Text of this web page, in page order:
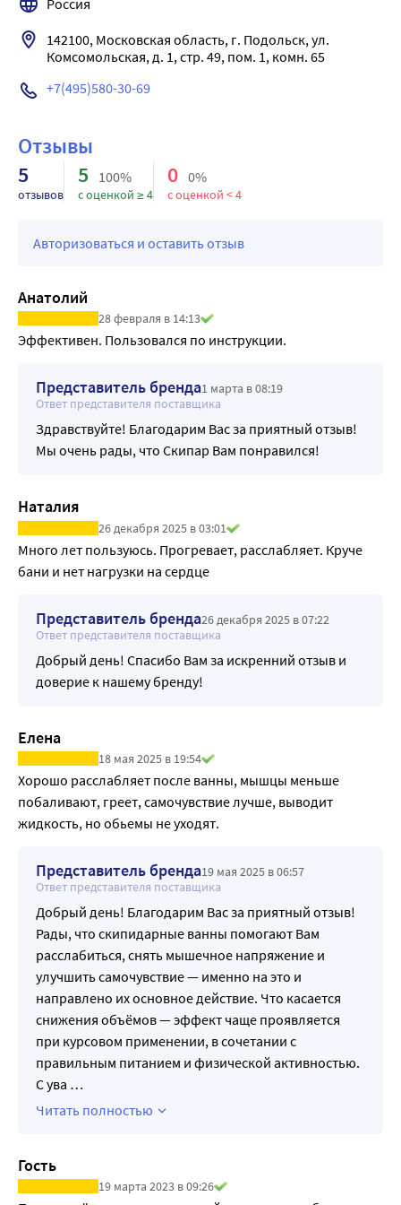
Преимущества
Удобство в использовании. В наборе есть все
необходимое для подготовки правильной скипидарной
ванны: мерный стаканчик, термометр для воды,
подробная инструкция
Качество продукции и ингредиентов подтверждены
сертификатом соответствия и регистрационным
удостоверением для медицинского изделия
шалфея, ромашки), что минимизирует возможные
В составе нет потенциально опасных веществ (например,
лаурилсульфат натрия, триэтаноламин)
Россия
142100, Московская область, г. Подольск, ул.
Комсомольская, д. 1, стр. 49, пом. 1, комн. 65
+7(495)580-30-69
Отзывы
5
отзывов
5 100%
с оценкой ≥ 4
0 0%
с оценкой < 4
Авторизоваться и оставить отзыв
Анатолий
28 февраля в 14:13
Эффективен. Пользовался по инструкции.
Представитель бренда1 марта в 08:19
Ответ представителя поставщика
Здравствуйте! Благодарим Вас за приятный отзыв!
Мы очень рады, что Скипар Вам понравился!
Наталия
26 декабря 2025 в 03:01
Много лет пользуюсь. Прогревает, расслабляет. Круче
бани и нет нагрузки на сердце
Представитель бренда26 декабря 2025 в 07:22
Ответ представителя поставщика
Добрый день! Спасибо Вам за искренний отзыв и
доверие к нашему бренду!
Елена
18 мая 2025 в 19:54
Хорошо расслабляет после ванны, мышцы меньше
побаливают, греет, самочувствие лучше, выводит
жидкость, но обьемы не уходят.
Представитель бренда19 мая 2025 в 06:57
Ответ представителя поставщика
Добрый день! Благодарим Вас за приятный отзыв!
Рады, что скипидарные ванны помогают Вам
расслабиться, снять мышечное напряжение и
улучшить самочувствие — именно на это и
направлено их основное действие. Что касается
снижения объёмов — эффект чаще проявляется
при курсовом применении, в сочетании с
правильным питанием и физической активностью.
С ува …
Читать полностью
Гость
19 марта 2023 в 09:26